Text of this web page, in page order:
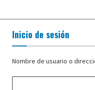
Inicio de sesión
Nombre de usuario o